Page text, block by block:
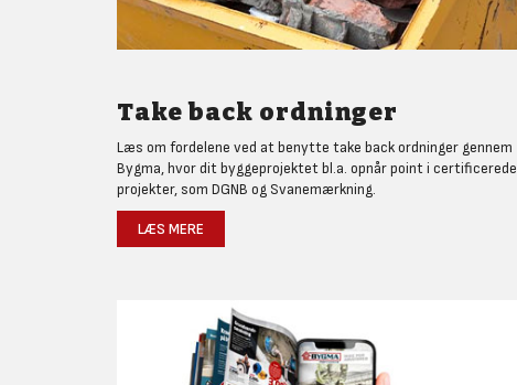
Take back ordninger
Læs om fordelene ved at benytte take back ordninger gennem
Bygma, hvor dit byggeprojektet bl.a. opnår point i certificerede
projekter, som DGNB og Svanemærkning.
LÆS MERE